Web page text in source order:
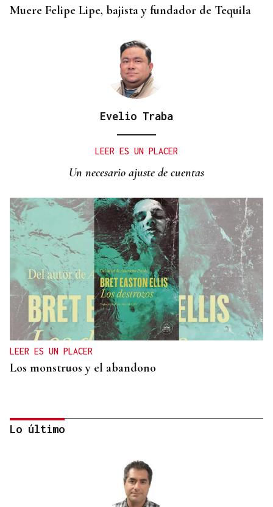
Muere Felipe Lipe, bajista y fundador de Tequila
Evelio Traba
LEER ES UN PLACER
Un necesario ajuste de cuentas
LEER ES UN PLACER
Los monstruos y el abandono
Lo último